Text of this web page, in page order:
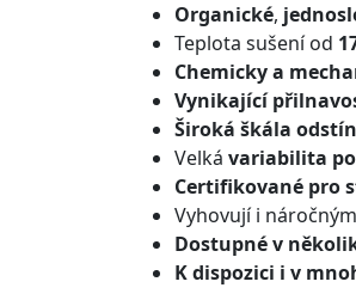
Organické,
Teplota sušení od
Chemicky a
Vynikající
Široká škála
Velká variabilita
Certifikované pro
Vyhovují i
Dostupné v
K dispozici i v